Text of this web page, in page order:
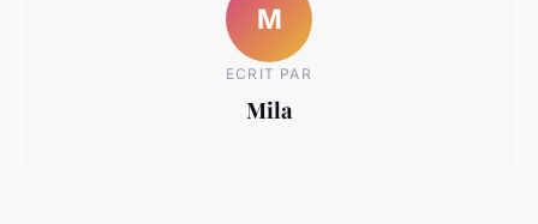
M
ECRIT PAR
Mila